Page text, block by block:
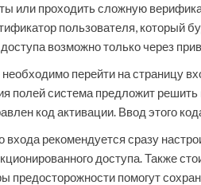
или проходить сложную
пользователя, который
возможно только через
перейти на страницу
полей система предложит
код активации. Ввод этого
входа рекомендуется сразу
доступа. Также
предосторожности помогут